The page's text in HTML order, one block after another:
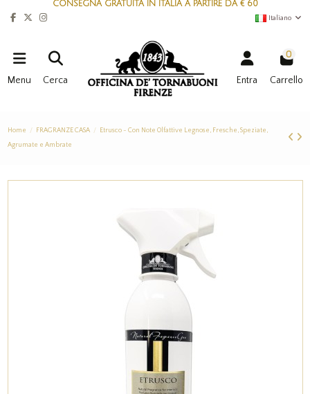
CONSEGNA GRATUITA IN ITALIA A PARTIRE DA € 60
Italiano
Menu Cerca Entra
0
Carrello
Home FRAGRANZE CASA
Etrusco - Con Note Olfattive Legnose, Fresche, Speziate,
Agrumate e Ambrate